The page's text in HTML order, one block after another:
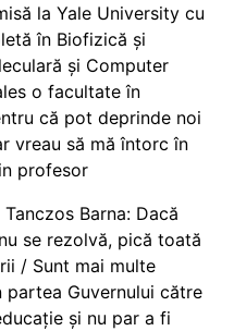
la Yale University cu
în Biofizică și
și Computer
o facultate în
că pot deprinde noi
vreau să mă întorc în
profesor
Barna: Dacă
se rezolvă, pică toată
/ Sunt mai multe
partea Guvernului către
și nu par a fi